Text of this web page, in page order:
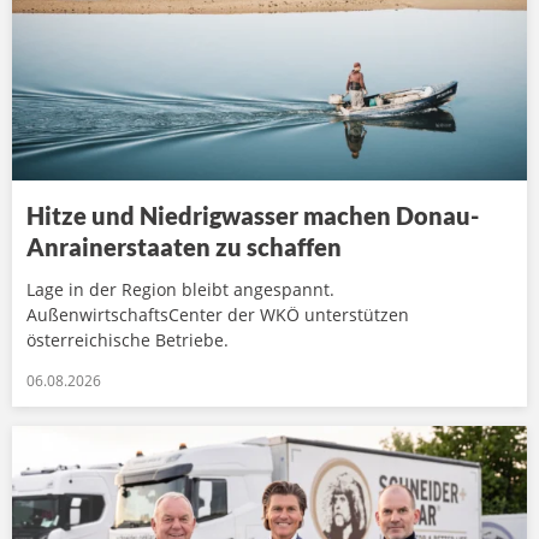
Hitze und Niedrigwasser machen Donau-
Anrainerstaaten zu schaffen
Lage in der Region bleibt angespannt.
AußenwirtschaftsCenter der WKÖ unterstützen
österreichische Betriebe.
06.08.2026